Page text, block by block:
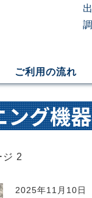
ご利用の流れ
ング機
ジ 2
2025年11月10日